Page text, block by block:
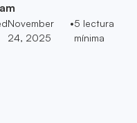
November
24, 2025
•5 lectura
mínima